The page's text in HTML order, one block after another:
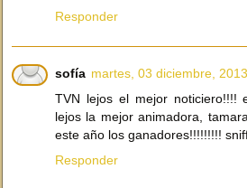
Responder
sofía martes, 03 diciembre, 2013
TVN lejos el mejor noticiero!!!!
lejos la mejor animadora,
este año los ganadores!!!!!!!!!
Responder